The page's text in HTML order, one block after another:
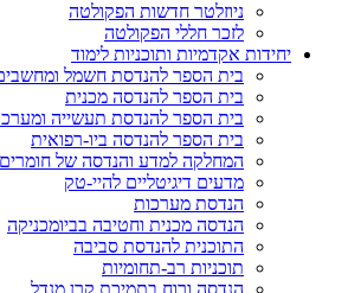
ניוזלטר חדשות הפקולטה
לזכר חללי הפקולטה
יחידות אקדמיות ותוכניות לימוד
בית הספר להנדסת חשמל
בית הספר להנדסה מכנית
בית הספר להנדסת תעשייה
בית הספר להנדסה ביו-רפואית
המחלקה למדע והנדסה של חומרים
מדעים דיגיטליים להיי-טק
הנדסת מערכות
הנדסה מכנית וחטיבה בביומכניקה
התוכנית להנדסת סביבה
תוכניות רב-תחומיות
הנדסה ורוח בתמיכת קרן מנדל